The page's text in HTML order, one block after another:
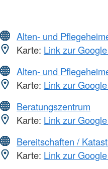
Alten- und
Karte: Link zur
Alten- und
Karte: Link zur
Beratungszentrum
Karte: Link zur
Bereitschaften /
Karte: Link zur